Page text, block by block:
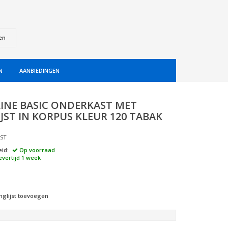
AANBIEDINGEN
BASIC ONDERKAST MET
IN KORPUS KLEUR 120 TABAK
Op voorraad
1 week
toevoegen